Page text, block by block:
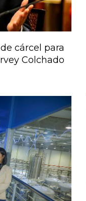
cárcel para
Colchado